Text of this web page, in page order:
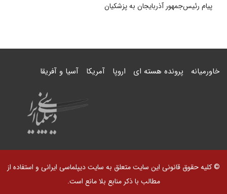
پیام رئیس‌جمهور آذربایجان به پزشکیان
خاورمیانه پرونده هسته ای اروپا آمریکا آسیا و آفریقا
© کلیه حقوق قانونی این سایت متعلق به سایت دیپلماسی ایرانی و استفاده از
مطالب با ذکر منابع بلا مانع است.